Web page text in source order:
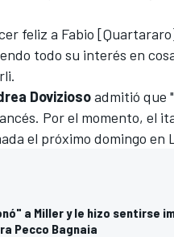
feliz a Fabio
todo su interés en
Doviziosoadmitió que
Por el momento, el
el próximo domingo en
a Miller y le hizo sentirse
Pecco Bagnaia